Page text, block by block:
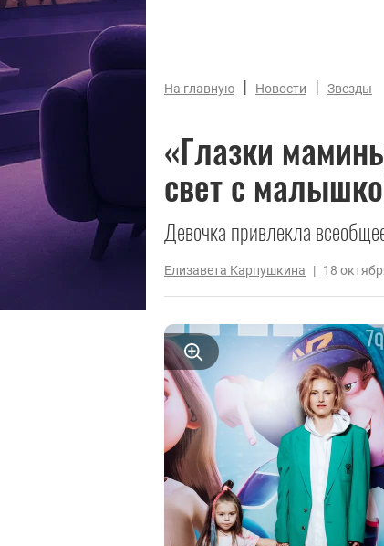
На главную | Новости | Звезды
«Глазки
свет с
Девочка привлекла
Елизавета Карпушкина | 18